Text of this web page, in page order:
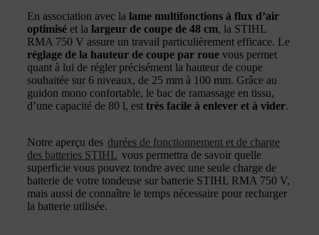
En association avec la lame multifonctions à flux d’air
optimisé et la largeur de coupe de 48 cm, la STIHL
RMA 750 V assure un travail particulièrement efficace. Le
réglage de la hauteur de coupe par roue vous permet
quant à lui de régler précisément la hauteur de coupe
souhaitée sur 6 niveaux, de 25 mm à 100 mm. Grâce au
guidon mono confortable, le bac de ramassage en tissu,
d’une capacité de 80 l, est très facile à enlever et à vider.
Notre aperçu des durées de fonctionnement et de charge
des batteries STIHL vous permettra de savoir quelle
superficie vous pouvez tondre avec une seule charge de
batterie de votre tondeuse sur batterie STIHL RMA 750 V,
mais aussi de connaître le temps nécessaire pour recharger
la batterie utilisée.